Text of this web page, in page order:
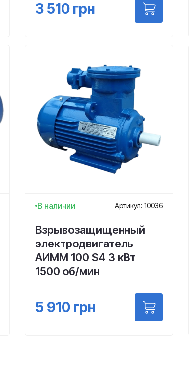
3 510 грн
В наличии Артикул: 10036
Взрывозащищенный
электродвигатель
АИММ 100 S4 3 кВт
1500 об/мин
5 910 грн